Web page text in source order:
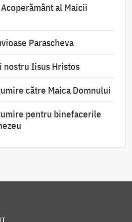
al Maicii
Parascheva
nostru Iisus Hristos
către Maica Domnului
pentru binefacerile